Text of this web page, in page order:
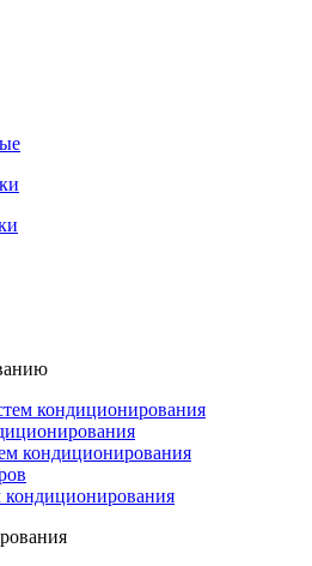
кондиционирования
кондиционирования
кондиционирования